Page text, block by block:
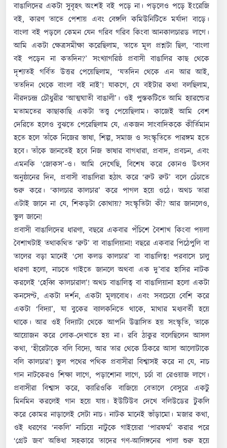
বাঙালিদের একটা সুবৃহৎ অংশই বই পড়ে না। পড়লেও পড়ে ইংরেজি
বই, কারণ তাতে পেশায় এবং বেঙ্গলি কমিউনিটিতে মর্যাদা বাড়ে।
বাংলা বই পড়লে কেমন যেন গরিব গরিব কিংবা আনকালচারড লাগে।
আমি একটা ক্ষেত্রসমীক্ষা করেছিলাম, তাতে মূল প্রশ্নটা ছিল, ‘বাংলা
বই পড়েন না কতদিন?’ সংখ্যাগরিষ্ঠ প্রবাসী বাঙালির কাছ থেকে
দৃশ্যতই গর্বিত উত্তর পেয়েছিলাম, ‘যতদিন থেকে এন আর আই,
ততদিন থেকে বাংলা বই নাই’! যাকগে, যে বইটার কথা বলছিলাম,
নীরদচন্দ্র চৌধুরীর ‘আত্মঘাতী বাঙালী’। ওই পুস্তকটিতে আমি হ্যারল্ডের
মতামতের কাছাকাছি একটা তত্ত্ব পেয়েছিলাম। কাজেই আমি বেশ
দেরিতে হলেও বুঝতে পেরেছিলাম যে, একজন সাংবাদিককে কীর্তিমান
হতে হলে তাঁকে নিজের ভাষা, শিল্প, সমাজ ও সংস্কৃতিতে পারঙ্গম হতে
হবে। তাঁকে জানতেই হবে নিজ ভাষার বাগধারা, প্রবাদ, প্রবচন, এবং
এমনকি ‘জোকস’-ও। আমি দেখেছি, বিশেষ করে কোনও উৎসব
অনুষ্ঠানের দিন, প্রবাসী বাঙালিরা হঠাৎ করে ‘রুট রুট’ বলে চেঁচাতে
শুরু করে। ‘কালচার কালচার’ করে পাগল হয়ে ওঠে। অথচ তারা
এটাই জানে না যে, শিকড়টা কোথায়? সংস্কৃতিটা কী? আর জানলেও,
ভুল জানে!
প্রবাসী বাঙালিদের ধারণা, বছরে একবার পঁচিশে বৈশাখ কিংবা পয়লা
বৈশাখটাই তথাকথিত ‘রুট’ বা বাঙালিয়ানা! বছরে একবার পিঠেপুলি বা
তালের বড়া মানেই ‘সো কলড কালচার’ বা বাঙালিত্ব! পরবাসে চালু
ধারণা হলো, নাচতে গাইতে জানলে অথবা এক দু’বার হাসির নাটক
করলেই ‘হেব্বি কালচারাল’! অথচ বাঙালিত্ব বা বাঙালিয়ানা হলো একটা
কনসেপ্ট, একটা দর্শন, একটা মূল্যবোধ। এবং সবচেয়ে বেশি করে
একটা ‘বিদ্যা’, যা বুকের ব্যালকনিতে থাকে, মাথার মধ্যবর্তী হয়ে
থাকে। আর ওই বিদ্যাটা থেকে আপনি উদ্ভাসিত হয় সংস্কৃতি, তাকে
আয়োজন করে লোক-দেখাতে হয় না। রবি ঠাকুর বলেছিলেন আসল
কথা, ‘হীরেটাকে বলি বিদ্যে, আর তার থেকে ঠিকরে আসা আলোটাকে
বলি কালচার’! ভুল পথের পথিক প্রবাসীরা বিশ্বাসই করে না যে, নাচ
গান নাটকেরও শিক্ষা লাগে, পড়াশোনা লাগে, চর্চা বা রেওয়াজ লাগে।
প্রবাসীরা বিশ্বাস করে, ক্যারিওকি বাজিয়ে বেতালে বেসুরে একটু
মিনমিন করলেই গান হয়ে যায়। ইউটিউব দেখে বলিউডের টুকলি
করে কোমর নাড়ালেই সেটা নাচ। নাটক মানেই ভাঁড়ামো। মজার কথা,
ওই ধরণের ‘নকলি’ নাচিয়ে নাটুকে গাইয়েরা ‘পারফর্ম’ করার পরে
‘গ্রেট জব’ অভিধা সহকারে তাদের গণ-আলিঙ্গনের পালা শুরু হয়ে